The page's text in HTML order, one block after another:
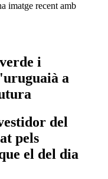
imatge recent amb
i
a
del
pels
el del dia